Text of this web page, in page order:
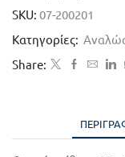
SKU: 07-200201
Κατηγορίες:
Share: